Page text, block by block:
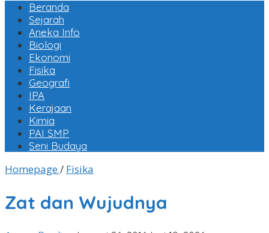
Beranda
Sejarah
Aneka Info
Biologi
Ekonomi
Fisika
Geografi
IPA
Kerajaan
Kimia
PAI SMP
Seni Budaya
Homepage/ Fisika
Wujudnya
Zat dan Wujudnya